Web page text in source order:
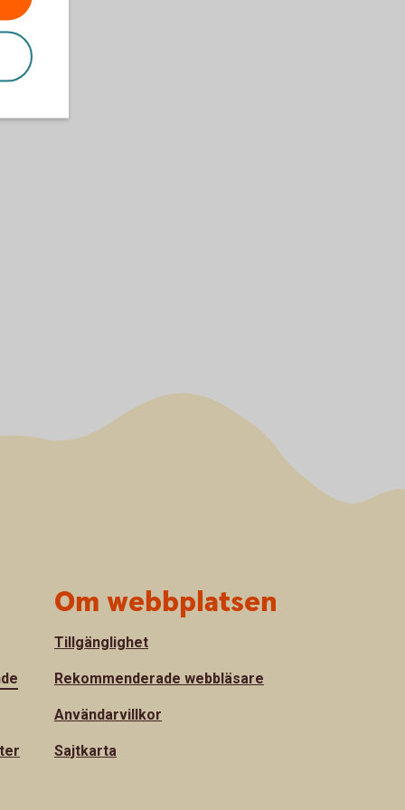
Om webbplatsen
Tillgänglighet
Rekommenderade webbläsare
Användarvillkor
Sajtkarta